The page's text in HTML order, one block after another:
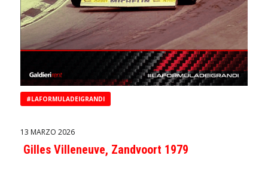
#LAFORMULADEIGRANDI
13 MARZO 2026
Gilles Villeneuve, Zandvoort 1979